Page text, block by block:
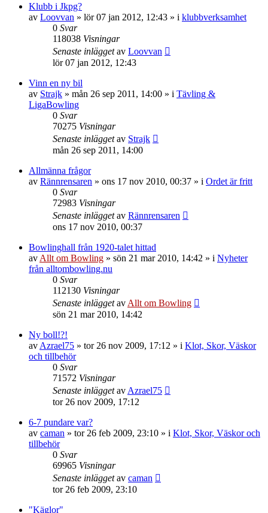
Klubb i Jkpg?
av Loovvan » lör 07 jan 2012, 12:43 » i klubbverksamhet
0 Svar
118038 Visningar
Senaste inläggetav Loovvan
lör 07 jan 2012, 12:43
Vinn en ny bil
av Strajk » mån 26 sep 2011, 14:00 » i Tävling &
LigaBowling
0 Svar
70275 Visningar
Senaste inläggetav Strajk
mån 26 sep 2011, 14:00
Allmänna frågor
av Rännrensaren » ons 17 nov 2010, 00:37 » i Ordet är fritt
0 Svar
72983 Visningar
Senaste inläggetav Rännrensaren
ons 17 nov 2010, 00:37
Bowlinghall från 1920-talet hittad
av Allt om Bowling » sön 21 mar 2010, 14:42 » i Nyheter
från alltombowling.nu
0 Svar
112130 Visningar
Senaste inläggetav Allt om Bowling
sön 21 mar 2010, 14:42
Ny boll!?!
av Azrael75 » tor 26 nov 2009, 17:12 » i Klot, Skor, Väskor
och tillbehör
0 Svar
71572 Visningar
Senaste inläggetav Azrael75
tor 26 nov 2009, 17:12
6-7 pundare var?
av caman » tor 26 feb 2009, 23:10 » i Klot, Skor, Väskor och
tillbehör
0 Svar
69965 Visningar
Senaste inläggetav caman
tor 26 feb 2009, 23:10
"Käglor"